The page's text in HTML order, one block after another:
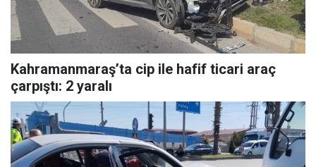
Kahramanmaraş’ta cip ile hafif ticari araç
çarpıştı: 2 yaralı